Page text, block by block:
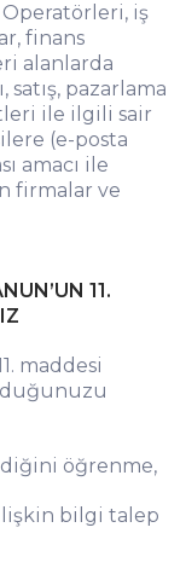
iş
finans
alanlarda
satış, pazarlama
ile ilgili sair
(e-posta
amacı ile
firmalar ve
11.
maddesi
öğrenme,
bilgi talep